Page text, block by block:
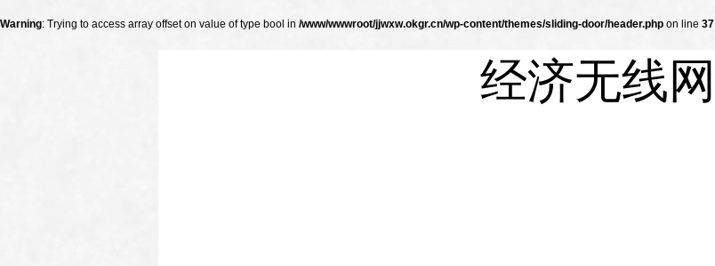
Warning: Trying to access array offset on value of type bool in /www/wwwroot/jjwxw.okgr.cn/wp-content/themes/sliding-door/header.php on line 37
经济无线网